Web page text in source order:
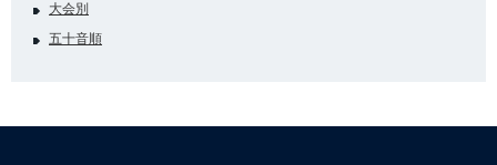
大会別
五十音順